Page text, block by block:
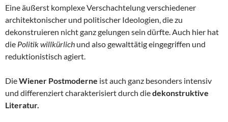
Eine äußerst komplexe Verschachtelung verschiedener
architektonischer und politischer Ideologien, die zu
dekonstruieren nicht ganz gelungen sein dürfte. Auch hier hat
die Politik willkürlich und also gewalttätig eingegriffen und
reduktionistisch agiert.
DieWiener Postmoderne ist auch ganz besonders intensiv
und differenziert charakterisiert durch diedekonstruktive
Literatur.